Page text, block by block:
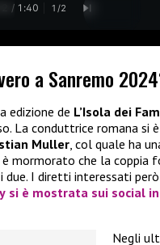
/ 1:40 1 /2
a Sanremo
edizione de L’Isola dei
La conduttrice romana si
Muller, col quale ha
mormorato che la coppia
due. I diretti interessati
si è mostrata sui social
Negli